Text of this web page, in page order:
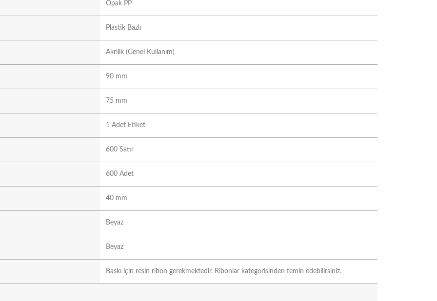
Opak PP
Plastik Bazlı
Akrilik (Genel Kullanım)
90 mm
75 mm
1 Adet Etiket
600 Satır
600 Adet
40 mm
Beyaz
Beyaz
Baskı için resin ribon gerekmektedir. Ribonlar kategorisinden temin edebilirsiniz.